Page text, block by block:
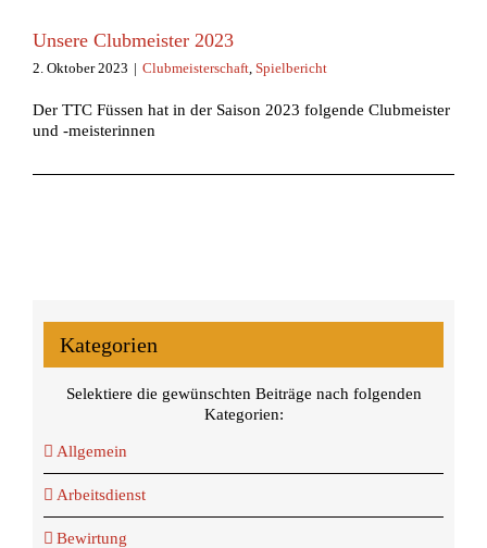
Unsere Clubmeister 2023
2. Oktober 2023 | Clubmeisterschaft Spielbericht
Der TTC Füssen hat in der Saison 2023 folgende Clubmeister
und -meisterinnen
Kategorien
Selektiere die gewünschten Beiträge nach folgenden
Kategorien:
Allgemein
Arbeitsdienst
Bewirtung